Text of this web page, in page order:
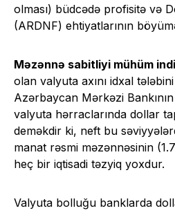
olması) büdcədə profisitə və
(ARDNF) ehtiyatlarının
Məzənnə sabitliyi mühüm
olan valyuta axını idxal
Azərbaycan Mərkəzi
valyuta hərraclarında dollar
deməkdir ki, neft bu
manat rəsmi məzənnəsinin
heç bir iqtisadi təzyiq yoxdur.
Valyuta bolluğu banklarda